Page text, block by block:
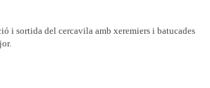
i sortida del cercavila amb xeremiers i batucades